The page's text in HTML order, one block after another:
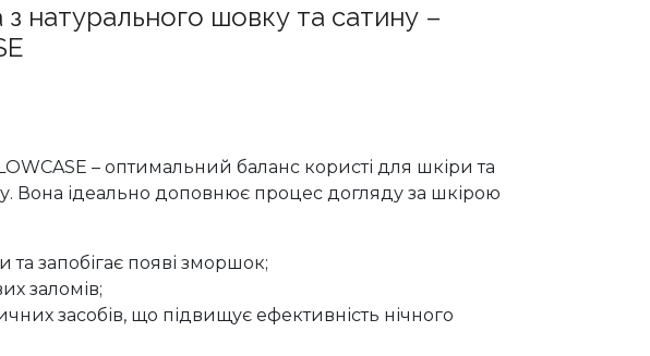
натурального шовку та сатину –
– оптимальний баланс користі для шкіри та
Вона ідеально доповнює процес догляду за шкірою
та запобігає появі зморшок;
заломів;
засобів, що підвищує ефективність нічного